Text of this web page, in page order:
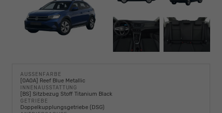
AUSSENFARBE
[0A0A] Reef Blue Metallic
INNENAUSSTATTUNG
[BS] Sitzbezug Stoff Titanium Black
GETRIEBE
Doppelkupplungsgetriebe (DSG)